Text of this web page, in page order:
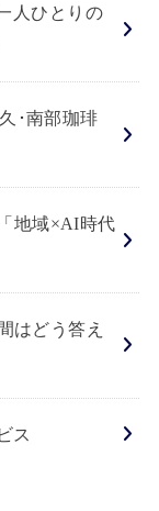
人ひとりの
･南部珈琲
地域×AI時代
はどう答え
ス